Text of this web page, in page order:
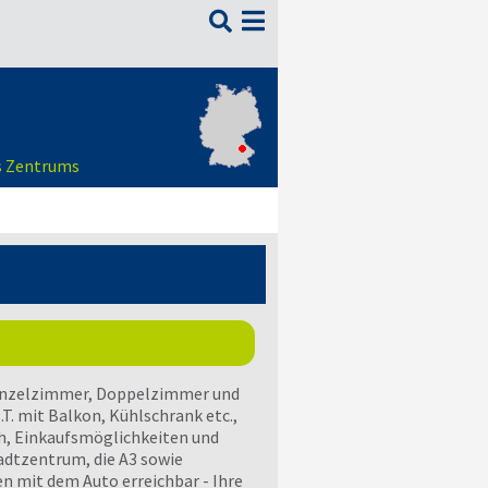

Zentrums
Doppelzimmer und
mit Balkon, Kühlschrank etc.,
Einkaufsmöglichkeiten und
die A3 sowie
mit dem Auto erreichbar - Ihre